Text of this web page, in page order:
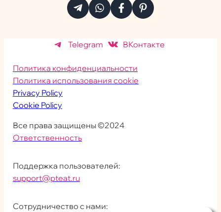
Telegram ВКонтакте
Политика конфиденциальности
Политика использования cookie
Privacy Policy
Cookie Policy
Все права защищены ©2024
Ответственность
Поддержка пользователей:
support@pteat.ru
Сотрудничество с нами: